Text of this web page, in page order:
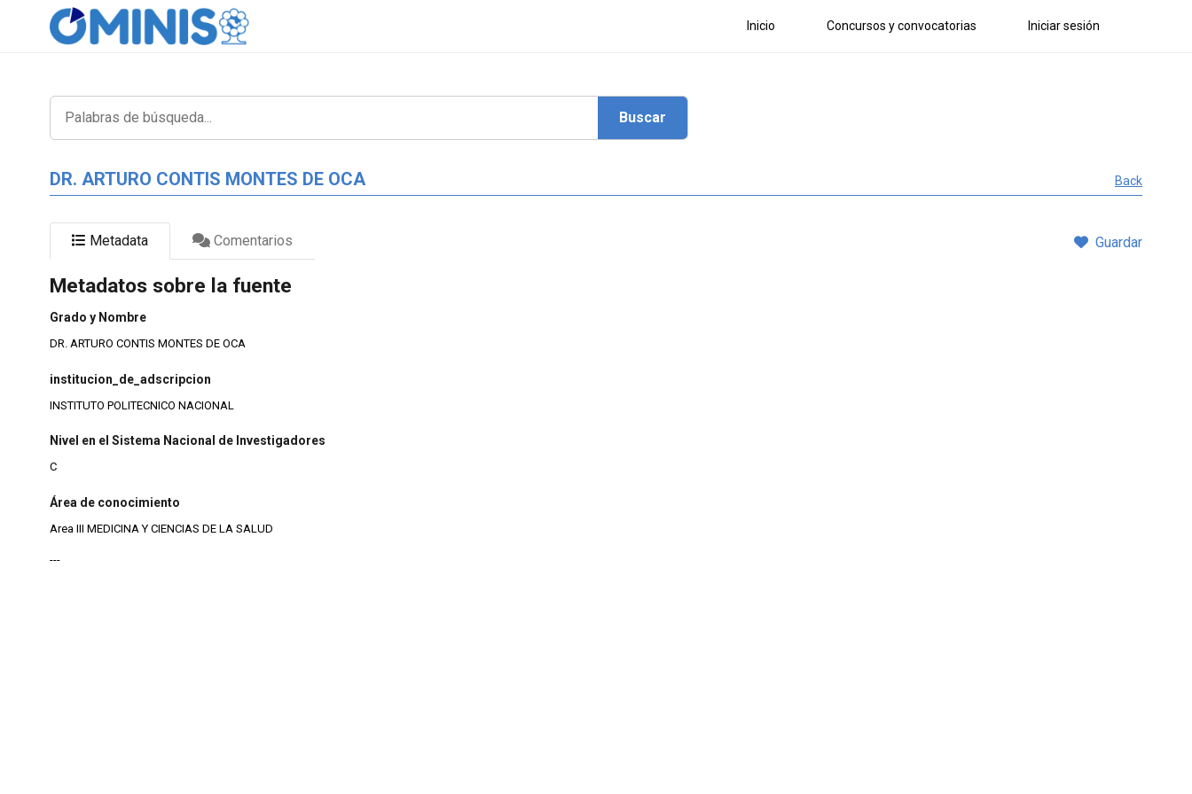
Inicio Concursos y convocatorias Iniciar sesión
DR. ARTURO CONTIS MONTES DE OCA Back
Metadata Comentarios Guardar
Metadatos sobre la fuente
Grado y Nombre
DR. ARTURO CONTIS MONTES DE OCA
institucion_de_adscripcion
INSTITUTO POLITECNICO NACIONAL
Nivel en el Sistema Nacional de Investigadores
C
Área de conocimiento
Area III MEDICINA Y CIENCIAS DE LA SALUD
---